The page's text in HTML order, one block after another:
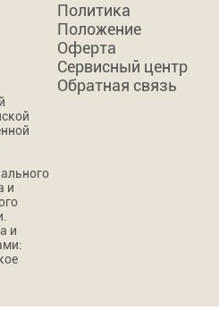
Политика
Положение
Оферта
Сервисный центр
Обратная связь
и
и